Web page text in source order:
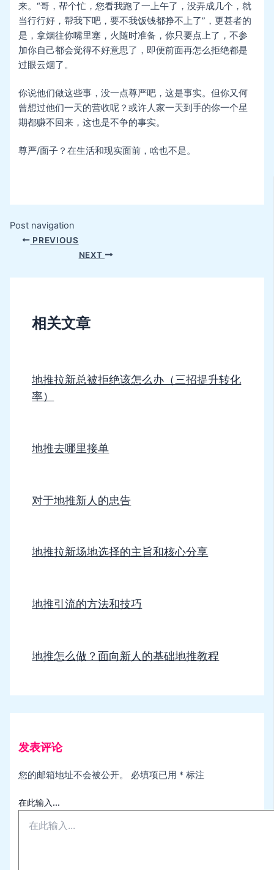
来。“哥，帮个忙，您看我跑了一上午了，没弄成几个，就
当行行好，帮我下吧，要不我饭钱都挣不上了”，更甚者的
是，拿烟往你嘴里塞，火随时准备，你只要点上了，不参
加你自己都会觉得不好意思了，即便前面再怎么拒绝都是
过眼云烟了。
你说他们做这些事，没一点尊严吧，这是事实。但你又何
曾想过他们一天的营收呢？或许人家一天到手的你一个星
期都赚不回来，这也是不争的事实。
尊严/面子？在生活和现实面前，啥也不是。
Post navigation
PREVIOUS
NEXT
相关文章
地推拉新总被拒绝该怎么办（三招提升转化
率）
地推去哪里接单
对于地推新人的忠告
地推拉新场地选择的主旨和核心分享
地推引流的方法和技巧
地推怎么做？面向新人的基础地推教程
发表评论
您的邮箱地址不会被公开。 必填项已用 * 标注
在此输入...